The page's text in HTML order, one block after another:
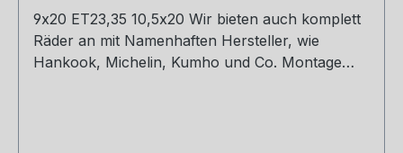
9x20 ET23,35 10,5x20 Wir bieten auch komplett
Räder an mit Namenhaften Hersteller, wie
Hankook, Michelin, Kumho und Co. Montage